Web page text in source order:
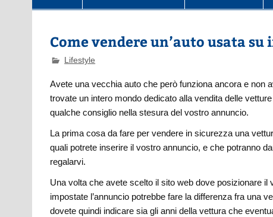
Come vendere un’auto usata
Lifestyle
Avete una vecchia auto che però funziona ancora e non
trovate un intero mondo dedicato alla vendita delle
qualche consiglio nella stesura del vostro annuncio.
La prima cosa da fare per vendere in sicurezza una
quali potrete inserire il vostro annuncio, e che potranno
regalarvi.
Una volta che avete scelto il sito web dove posizionare
impostate l’annuncio potrebbe fare la differenza fra una
dovete quindi indicare sia gli anni della vettura che